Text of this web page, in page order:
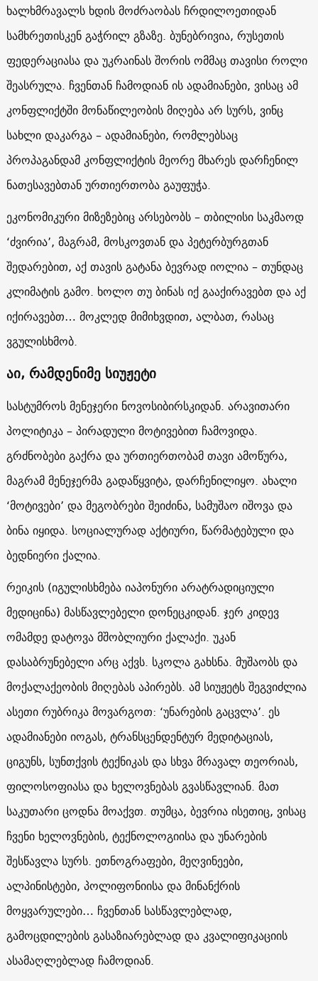
ხალხმრავალს ხდის მოძრაობას ჩრდილოეთიდან
სამხრეთისკენ გაჭრილ გზაზე. ბუნებრივია, რუსეთის
ფედერაციასა და უკრაინას შორის ომმაც თავისი როლი
შეასრულა. ჩვენთან ჩამოდიან ის ადამიანები, ვისაც ამ
კონფლიქტში მონაწილეობის მიღება არ სურს, ვინც
სახლი დაკარგა – ადამიანები, რომლებსაც
პროპაგანდამ კონფლიქტის მეორე მხარეს დარჩენილ
ნათესავებთან ურთიერთობა გაუფუჭა.
ეკონომიკური მიზეზებიც არსებობს – თბილისი საკმაოდ
‘ძვირია’, მაგრამ, მოსკოვთან და პეტერბურგთან
შედარებით, აქ თავის გატანა ბევრად იოლია – თუნდაც
კლიმატის გამო. ხოლო თუ ბინას იქ გააქირავებთ და აქ
იქირავებთ… მოკლედ მიმიხვდით, ალბათ, რასაც
ვგულისხმობ.
აი, რამდენიმე სიუჟეტი
სასტუმროს მენეჯერი ნოვოსიბირსკიდან. არავითარი
პოლიტიკა – პირადული მოტივებით ჩამოვიდა.
გრძნობები გაქრა და ურთიერთობამ თავი ამოწურა,
მაგრამ მენეჯერმა გადაწყვიტა, დარჩენილიყო. ახალი
‘მოტივები’ და მეგობრები შეიძინა, სამუშაო იშოვა და
ბინა იყიდა. სოციალურად აქტიური, წარმატებული და
ბედნიერი ქალია.
რეიკის (იგულისხმება იაპონური არატრადიციული
მედიცინა) მასწავლებელი დონეცკიდან. ჯერ კიდევ
ომამდე დატოვა მშობლიური ქალაქი. უკან
დასაბრუნებელი არც აქვს. სკოლა გახსნა. მუშაობს და
მოქალაქეობის მიღებას აპირებს. ამ სიუჟეტს შეგვიძლია
ასეთი რუბრიკა მოვარგოთ: ‘უნარების გაცვლა’. ეს
ადამიანები იოგას, ტრანსცენდენტურ მედიტაციას,
ციგუნს, სუნთქვის ტექნიკას და სხვა მრავალ თეორიას,
ფილოსოფიასა და ხელოვნებას გვასწავლიან. მათ
საკუთარი ცოდნა მოაქვთ. თუმცა, ბევრია ისეთიც, ვისაც
ჩვენი ხელოვნების, ტექნოლოგიისა და უნარების
შესწავლა სურს. ეთნოგრაფები, მეღვინეები,
ალპინისტები, პოლიფონიისა და მინანქრის
მოყვარულები… ჩვენთან სასწავლებლად,
გამოცდილების გასაზიარებლად და კვალიფიკაციის
ასამაღლებლად ჩამოდიან.